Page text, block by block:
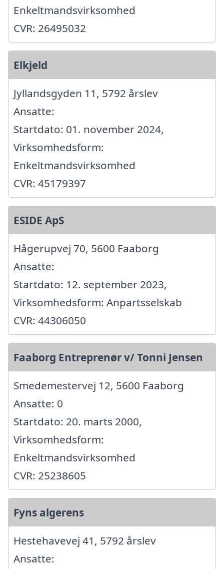
Enkeltmandsvirksomhed
CVR: 26495032
Elkjeld
Jyllandsgyden 11, 5792 årslev
Ansatte:
Startdato: 01. november 2024,
Virksomhedsform:
Enkeltmandsvirksomhed
CVR: 45179397
ESIDE ApS
Hågerupvej 70, 5600 Faaborg
Ansatte:
Startdato: 12. september 2023,
Virksomhedsform: Anpartsselskab
CVR: 44306050
Faaborg Entreprenør v/ Tonni Jensen
Smedemestervej 12, 5600 Faaborg
Ansatte: 0
Startdato: 20. marts 2000,
Virksomhedsform:
Enkeltmandsvirksomhed
CVR: 25238605
Fyns algerens
Hestehavevej 41, 5792 årslev
Ansatte: